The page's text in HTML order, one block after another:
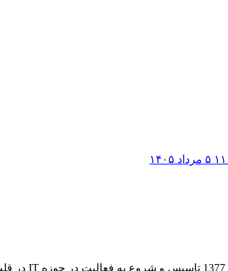
۵ مرداد ۱۴۰۵